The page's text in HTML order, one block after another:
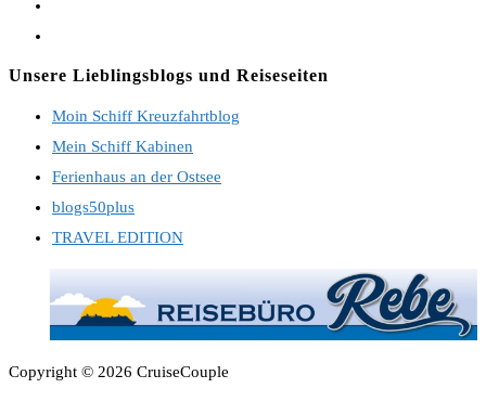
tab
new
tab
Unsere Lieblingsblogs und Reiseseiten
Moin Schiff Kreuzfahrtblog
Mein Schiff Kabinen
Ferienhaus an der Ostsee
blogs50plus
TRAVEL EDITION
Copyright © 2026 CruiseCouple